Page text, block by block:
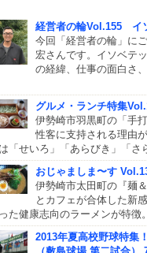
経営者の輪Vol.155 イ
今回「経営者の輪」に
宏さんです。イソベテ
の経緯、仕事の面白さ
グルメ・ランチ特集
伊勢崎市羽黒町の「手
性客に支持される理由
「せいろ」「あらびき」「
おじゃましま〜す
伊勢崎市太田町の『麺
とカフェが合体した新
た健康志向のラーメンが特徴
2013年夏高校野球特集